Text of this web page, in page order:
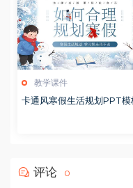
教学课件
卡通风寒假生活规划PPT模
评论 0